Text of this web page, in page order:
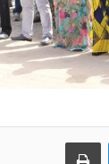
لينكدإن طباعة